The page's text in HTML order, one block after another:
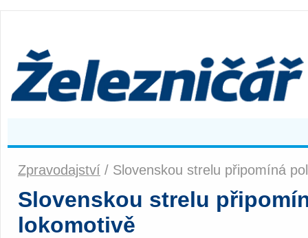
Zpravodajství / Slovenskou strelu připomíná
Slovenskou strelu
lokomotivě